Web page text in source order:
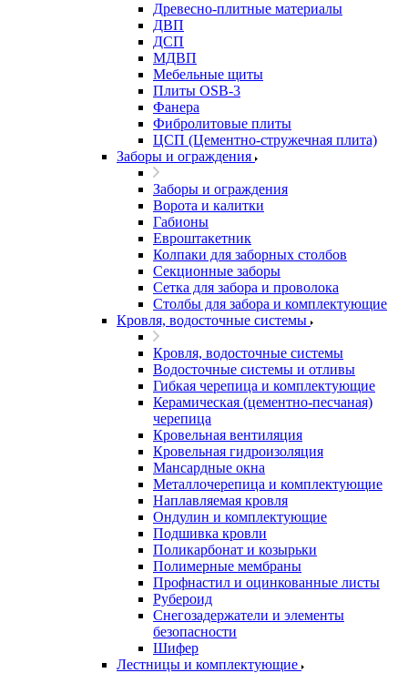
Древесно-плитные материалы
ДВП
ДСП
МДВП
Мебельные щиты
Плиты OSB-3
Фанера
Фибролитовые плиты
ЦСП (Цементно-стружечная плита)
Заборы и ограждения
Заборы и ограждения
Ворота и калитки
Габионы
Евроштакетник
Колпаки для заборных столбов
Секционные заборы
Сетка для забора и проволока
Столбы для забора и комплектующие
Кровля, водосточные системы
Кровля, водосточные системы
Водосточные системы и отливы
Гибкая черепица и комплектующие
Керамическая (цементно-песчаная)
черепица
Кровельная вентиляция
Кровельная гидроизоляция
Мансардные окна
Металлочерепица и комплектующие
Наплавляемая кровля
Ондулин и комплектующие
Подшивка кровли
Поликарбонат и козырьки
Полимерные мембраны
Профнастил и оцинкованные листы
Рубероид
Снегозадержатели и элементы
безопасности
Шифер
Лестницы и комплектующие